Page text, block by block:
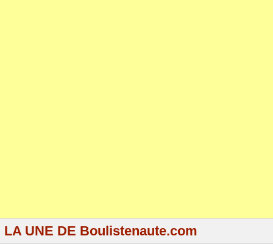
LA UNE DE Boulistenaute.com